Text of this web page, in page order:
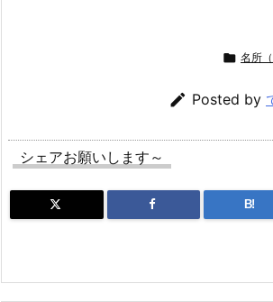
 名所（
 Posted by
シェアお願いします～
B!